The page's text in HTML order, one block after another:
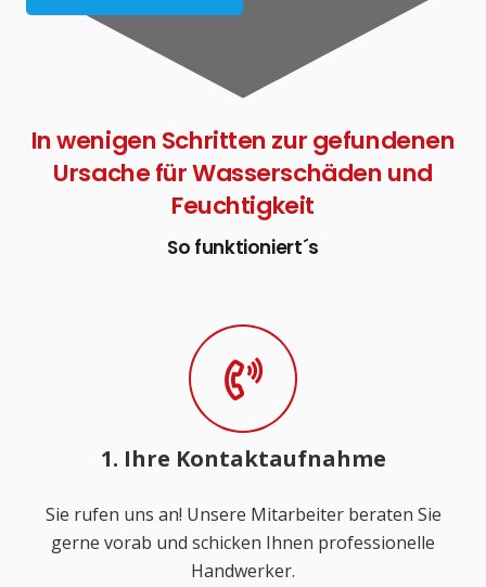
In wenigen Schritten zur gefundenen
Ursache für Wasserschäden und
Feuchtigkeit
So funktioniert´s
1. Ihre Kontaktaufnahme
Sie rufen uns an! Unsere Mitarbeiter beraten Sie
gerne vorab und schicken Ihnen professionelle
Handwerker.